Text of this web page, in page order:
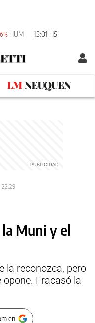
HUM 15:01 HS
22:29
Muni y el
la reconozca, pero
opone. Fracasó la
en